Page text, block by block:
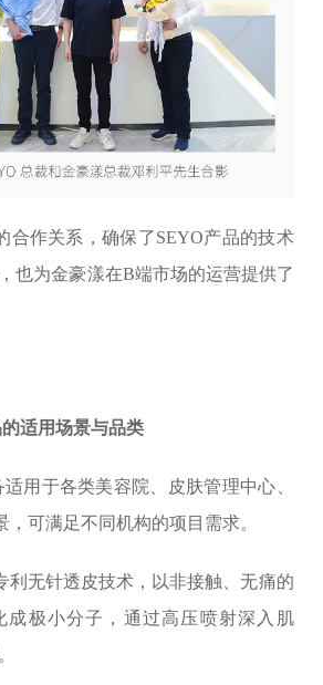
合作关系，确保了SEYO产品的技术
也为金豪漾在B端市场的运营提供了
适用场景与品类
用于各类美容院、皮肤管理中心、
，可满足不同机构的项目需求。
利无针透皮技术，以非接触、无痛的
成极小分子，通过高压喷射深入肌